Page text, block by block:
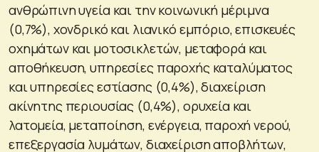
ανθρώπινη υγεία και την κοινωνική μέριμνα
(0,7%), χονδρικό και λιανικό εμπόριο, επισκευές
οχημάτων και μοτοσικλετών, μεταφορά και
αποθήκευση, υπηρεσίες παροχής καταλύματος
και υπηρεσίες εστίασης (0,4%), διαχείριση
ακίνητης περιουσίας (0,4%), ορυχεία και
λατομεία, μεταποίηση, ενέργεια, παροχή νερού,
επεξεργασία λυμάτων, διαχείριση αποβλήτων,